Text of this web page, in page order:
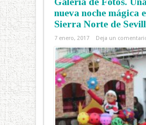
nueva noche mágica
Sierra Norte de
7 enero, 2017 Deja un